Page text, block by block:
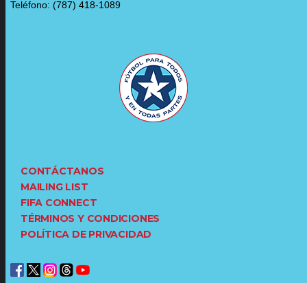
Teléfono: (787) 418-1089
CONTÁCTANOS
MAILING LIST
FIFA CONNECT
TÉRMINOS Y CONDICIONES
POLÍTICA DE PRIVACIDAD